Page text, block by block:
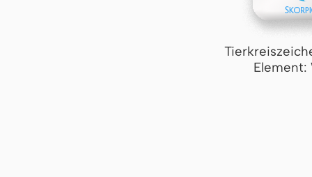
Element: